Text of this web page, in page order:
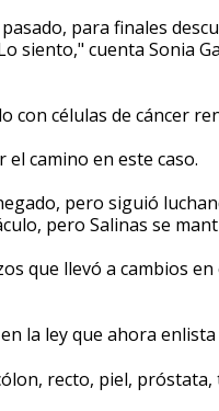
para finales
siento," cuenta Sonia
con células de cáncer
camino en este caso.
pero siguió
pero Salinas se
que llevó a cambios
la ley que ahora enlista
recto, piel,